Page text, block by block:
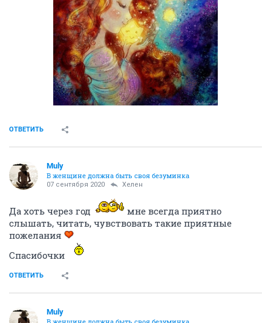
ОТВЕТИТЬ
Muly
В женщине должна быть своя безyминка
07 сентября 2020 Хелен
Да хоть через год
мне всегда приятно
слышать, читать, чувствовать такие приятные
пожелания
Спасибочки
ОТВЕТИТЬ
Muly